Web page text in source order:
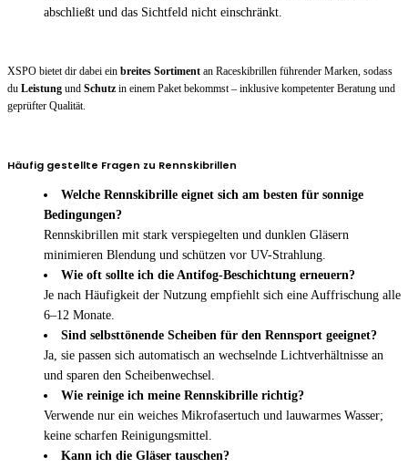
abschließt und das Sichtfeld nicht einschränkt.
XSPO bietet dir dabei ein breites Sortiment an Raceskibrillen führender Marken, sodass
du Leistung und Schutz in einem Paket bekommst – inklusive kompetenter Beratung und
geprüfter Qualität.
Häufig gestellte Fragen zu Rennskibrillen
Welche Rennskibrille eignet sich am besten für sonnige
Bedingungen?
Rennskibrillen mit stark verspiegelten und dunklen Gläsern
minimieren Blendung und schützen vor UV-Strahlung.
Wie oft sollte ich die Antifog-Beschichtung erneuern?
Je nach Häufigkeit der Nutzung empfiehlt sich eine Auffrischung alle
6–12 Monate.
Sind selbsttönende Scheiben für den Rennsport geeignet?
Ja, sie passen sich automatisch an wechselnde Lichtverhältnisse an
und sparen den Scheibenwechsel.
Wie reinige ich meine Rennskibrille richtig?
Verwende nur ein weiches Mikrofasertuch und lauwarmes Wasser;
keine scharfen Reinigungsmittel.
Kann ich die Gläser tauschen?